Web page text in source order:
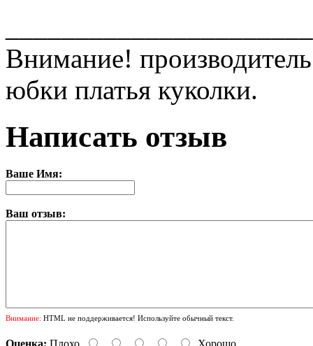
Внимание!
юбки платья куколки.
Написать отзыв
Ваше Имя:
Ваш отзыв:
Внимание: HTML не поддерживается! Используйте обычный текст.
Оценка: Плохо Хорошо